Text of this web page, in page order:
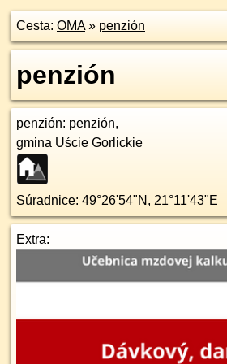
Cesta: OMA» penzión
penzión
penzión: penzión,
gmina Uście Gorlickie
Súradnice: 49°26'54"N , 21°11'43"E
Extra: